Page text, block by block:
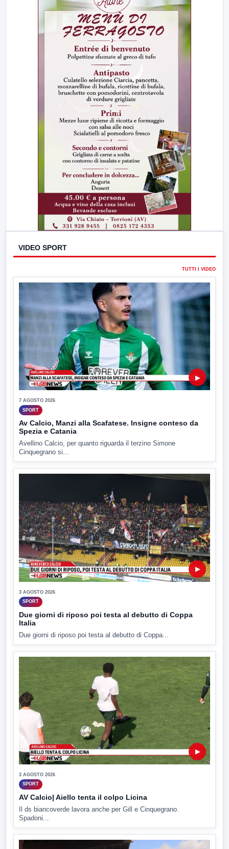
VIDEO SPORT
TUTTI I VIDEO
▶
7 AGOSTO 2026
SPORT
Av Calcio, Manzi alla Scafatese. Insigne conteso da
Spezia e Catania
Avellino Calcio, per quanto riguarda il terzino Simone
Cinquegrano si...
▶
3 AGOSTO 2026
SPORT
Due giorni di riposo poi testa al debutto di Coppa
Italia
Due giorni di riposo poi testa al debutto di Coppa...
▶
3 AGOSTO 2026
SPORT
AV Calcio| Aiello tenta il colpo Licina
Il ds biancoverde lavora anche per Gill e Cinquegrano.
Spadoni...